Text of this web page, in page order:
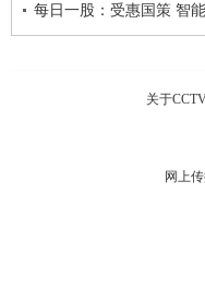
每日一股：受惠国策 智
关于
网上